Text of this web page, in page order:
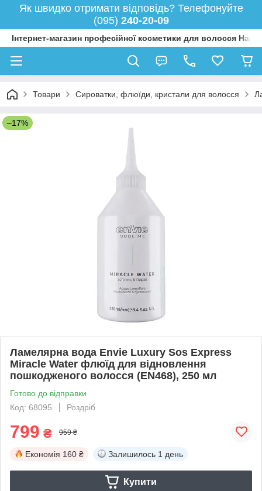
Як швидко отримати відповідь? Телефонуйте
(095) 240-20-09
Інтернет-магазин професійної косметики для волосся
Товари Сироватки, флюїди, кристали для волосся
–17%
Ламелярна вода Envie Luxury Sos Express
Miracle Water флюїд для відновлення
пошкодженого волосся (EN468), 250 мл
Готово до відправки
Код: 68095
Роздріб
799 ₴ 959 ₴
Економія 160 ₴ Залишилось 1 день
Купити